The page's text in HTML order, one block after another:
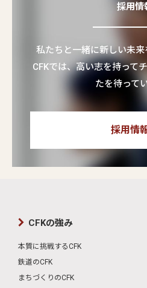
採用情
私たちと一緒に新しい未来
CFKでは、高い志を持って
たを待って
採用情
CFKの強み
本質に挑戦するCFK
鉄道のCFK
まちづくりのCFK